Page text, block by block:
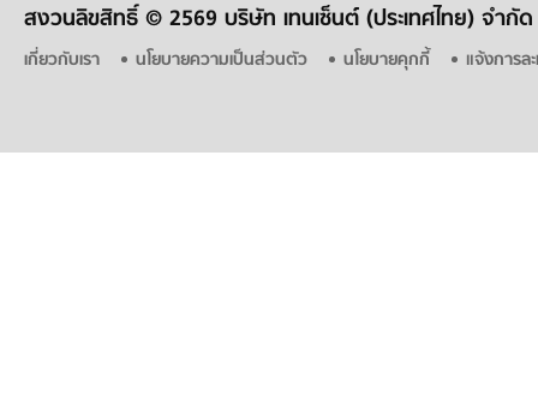
สงวนลิขสิทธิ์ © 2569 บริษัท เทนเซ็นต์ (ประเทศไทย) จำกัด
เกี่ยวกับเรา นโยบายความเป็นส่วนตัว นโยบายคุกกี้ แจ้งการล